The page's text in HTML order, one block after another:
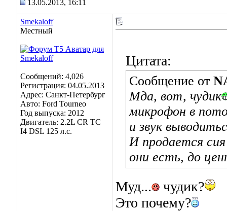
13.05.2013, 16:11
Smekaloff
Местный
Сообщений: 4,026
Регистрация: 04.05.2013
Адрес: Санкт-Петербург
Авто: Ford Tourneo
Год выпуска: 2012
Двигатель: 2.2L CR TC
I4 DSL 125 л.с.
Цитата:
Сообщение от
Мда, вот, чудик
микрофон в
и звук
И продается
они есть, до
Муд...
чудик?
Это почему?